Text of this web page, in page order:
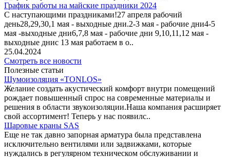
График работы на майские праздники 2024
С наступающими праздниками!27 апреля рабочий
день28,29,30,1 мая - выходные дни.2-3 мая - рабочие дни4-5
мая -выходные дни6,7,8 мая - рабочие дни 9,10,11,12 мая -
выходные днис 13 мая работаем в о..
25.04.2024
Смотреть все новости
Полезные статьи
Шумоизоляция «TONLOS»
Желание создать акустический комфорт внутри помещений
рождает повышенный спрос на современные материалы и
решения в области звукоизоляции.Наша компания расширяет
свой ассортимент! Теперь у нас появилс..
Шаровые краны SAS
Еще не так давно запорная арматура была представлена
исключительно вентилями или задвижками, которые
нуждались в регулярном техническом обслуживании и